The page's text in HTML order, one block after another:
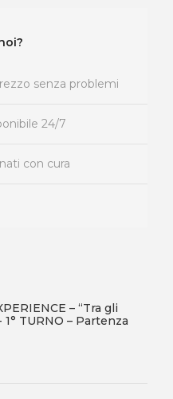
senza problemi
24/7
con cura
– “Tra gli
TURNO – Partenza